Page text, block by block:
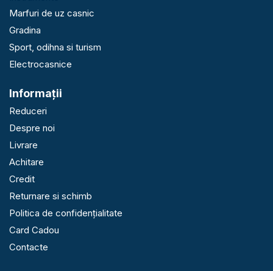
Marfuri de uz casnic
Gradina
Sport, odihna si turism
Electrocasnice
Informaţii
Reduceri
Despre noi
Livrare
Achitare
Credit
Returnare si schimb
Politica de confidențialitate
Card Cadou
Contacte